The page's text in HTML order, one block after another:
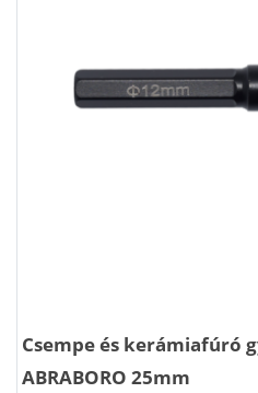
Csempe és kerámiafúró
ABRABORO 25mm